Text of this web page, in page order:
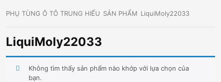
PHỤ TÙNG Ô TÔ TRUNG HIẾU SẢN PHẨM LiquiMoly22033
LiquiMoly22033
Không tìm thấy sản phẩm nào khớp với lựa chọn của
bạn.